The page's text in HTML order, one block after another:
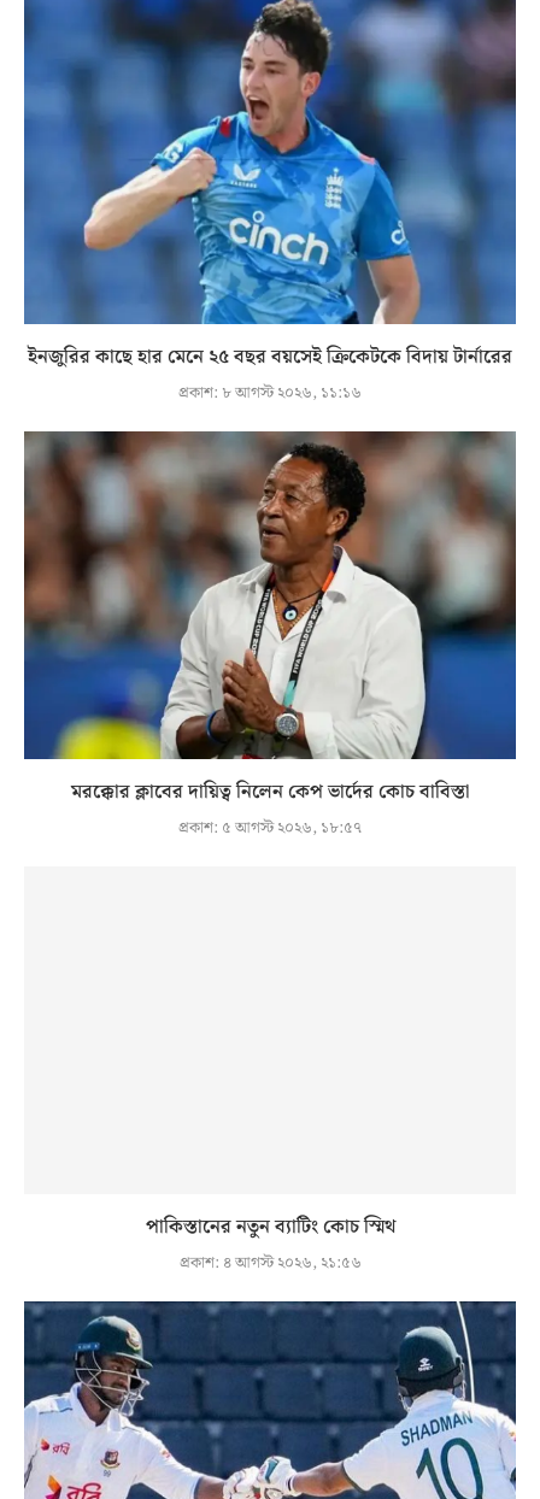
ইনজুরির কাছে হার মেনে ২৫ বছর বয়সেই ক্রিকেটকে বিদায় টার্নারের
প্রকাশ: ৮ আগস্ট ২০২৬, ১১:১৬
মরক্কোর ক্লাবের দায়িত্ব নিলেন কেপ ভার্দের কোচ বাবিস্তা
প্রকাশ: ৫ আগস্ট ২০২৬, ১৮:৫৭
পাকিস্তানের নতুন ব্যাটিং কোচ স্মিথ
প্রকাশ: ৪ আগস্ট ২০২৬, ২১:৫৬